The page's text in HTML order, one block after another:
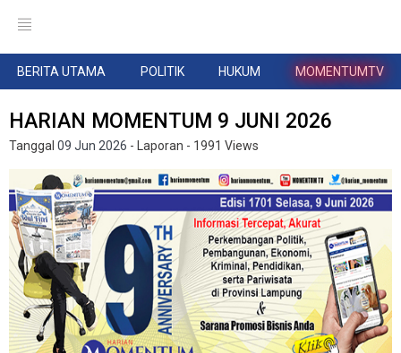
BERITA UTAMA POLITIK HUKUM MOMENTUMTV
HARIAN MOMENTUM 9 JUNI 2026
Tanggal 09 Jun 2026 - Laporan - 1991 Views